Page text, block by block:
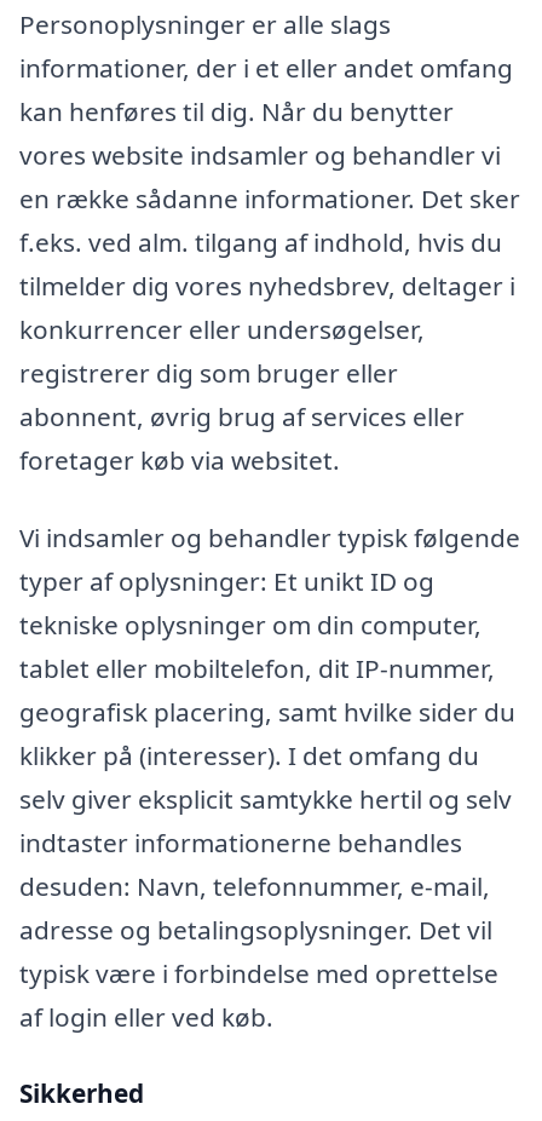
Personoplysninger er alle slags
informationer, der i et eller andet omfang
kan henføres til dig. Når du benytter
vores website indsamler og behandler vi
en række sådanne informationer. Det sker
f.eks. ved alm. tilgang af indhold, hvis du
tilmelder dig vores nyhedsbrev, deltager i
konkurrencer eller undersøgelser,
registrerer dig som bruger eller
abonnent, øvrig brug af services eller
foretager køb via websitet.
Vi indsamler og behandler typisk følgende
typer af oplysninger: Et unikt ID og
tekniske oplysninger om din computer,
tablet eller mobiltelefon, dit IP-nummer,
geografisk placering, samt hvilke sider du
klikker på (interesser). I det omfang du
selv giver eksplicit samtykke hertil og selv
indtaster informationerne behandles
desuden: Navn, telefonnummer, e-mail,
adresse og betalingsoplysninger. Det vil
typisk være i forbindelse med oprettelse
af login eller ved køb.
Sikkerhed